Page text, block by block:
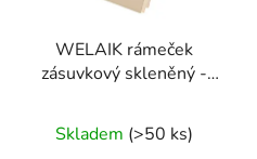
WELAIK rámeček
zásuvkový skleněný -
Skladem (>50 ks)